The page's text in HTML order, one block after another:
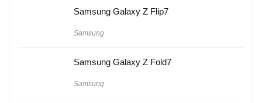
Samsung Galaxy Z Flip7
Samsung
Samsung Galaxy Z Fold7
Samsung